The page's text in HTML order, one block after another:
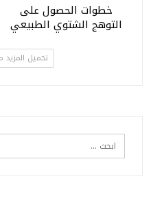
خطوات الحصول على
التوهج الشتوي الطبيعي
تحميل المزيد